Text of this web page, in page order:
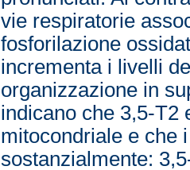
vie respiratorie
fosforilazione
incrementa i livelli
organizzazione in
indicano che 3,5-T2
mitocondriale e che
sostanzialmente: